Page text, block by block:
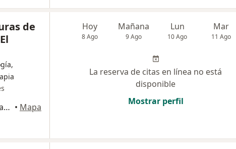
de
Carrera 48 # 7 - 312, Mall Vegas 10 (Planta superior), Medellín • Mapa
Hoy
8 Ago
Mañana
9 Ago
Lun
10 Ago
Mar
11 Ago
La reserva de citas en línea no está
disponible
Mostrar perfil